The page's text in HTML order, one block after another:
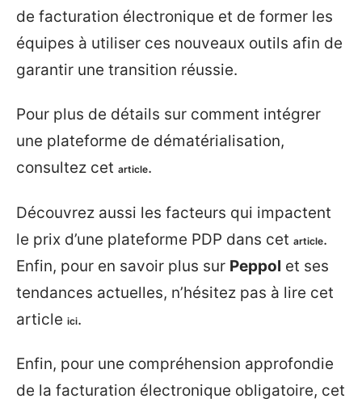
de facturation électronique et de former les
équipes à utiliser ces nouveaux outils afin de
garantir une transition réussie.
Pour plus de détails sur comment intégrer
une plateforme de dématérialisation,
consultez cet article.
Découvrez aussi les facteurs qui impactent
le prix d’une plateforme PDP dans cet article.
Enfin, pour en savoir plus sur Peppol et ses
tendances actuelles, n’hésitez pas à lire cet
article ici.
Enfin, pour une compréhension approfondie
de la facturation électronique obligatoire, cet